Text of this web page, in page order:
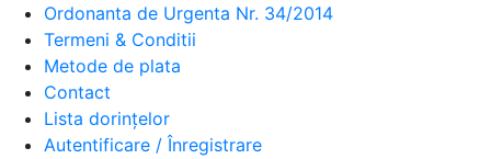
Ordonanta de Urgenta Nr. 34/2014
Termeni & Conditii
Metode de plata
Contact
Lista dorințelor
Autentificare / Înregistrare